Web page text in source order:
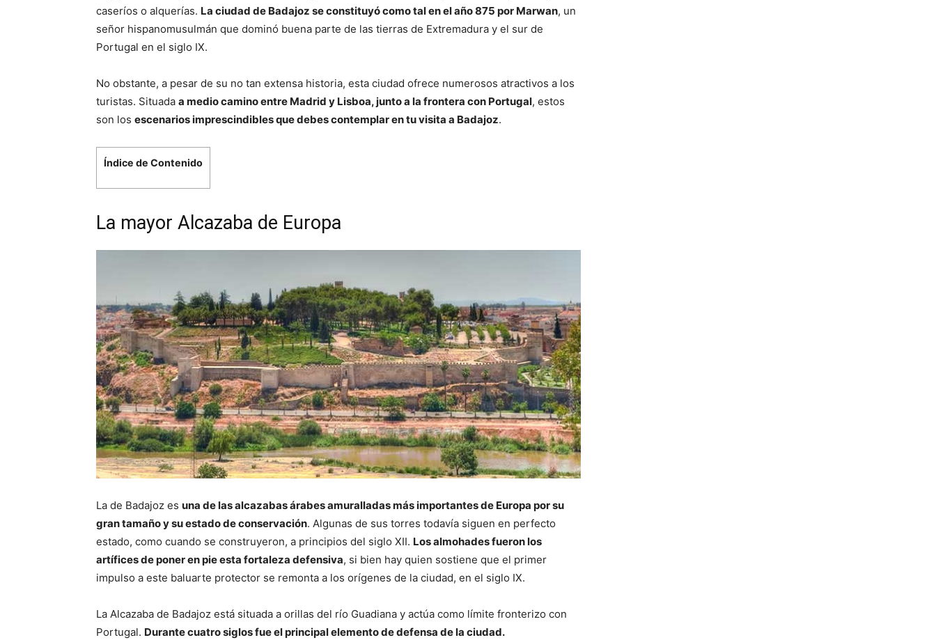
caseríos o alquerías. La ciudad de Badajoz se constituyó como tal en el año 875 por Marwan, un
señor hispanomusulmán que dominó buena parte de las tierras de Extremadura y el sur de
Portugal en el siglo IX.
No obstante, a pesar de su no tan extensa historia, esta ciudad ofrece numerosos atractivos a los
turistas. Situada a medio camino entre Madrid y Lisboa, junto a la frontera con Portugal, estos
son los escenarios imprescindibles que debes contemplar en tu visita a Badajoz.
Índice de Contenido
La mayor Alcazaba de Europa
La de Badajoz es una de las alcazabas árabes amuralladas más importantes de Europa por su
gran tamaño y su estado de conservación. Algunas de sus torres todavía siguen en perfecto
estado, como cuando se construyeron, a principios del siglo XII. Los almohades fueron los
artífices de poner en pie esta fortaleza defensiva, si bien hay quien sostiene que el primer
impulso a este baluarte protector se remonta a los orígenes de la ciudad, en el siglo IX.
La Alcazaba de Badajoz está situada a orillas del río Guadiana y actúa como límite fronterizo con
Portugal. Durante cuatro siglos fue el principal elemento de defensa de la ciudad.